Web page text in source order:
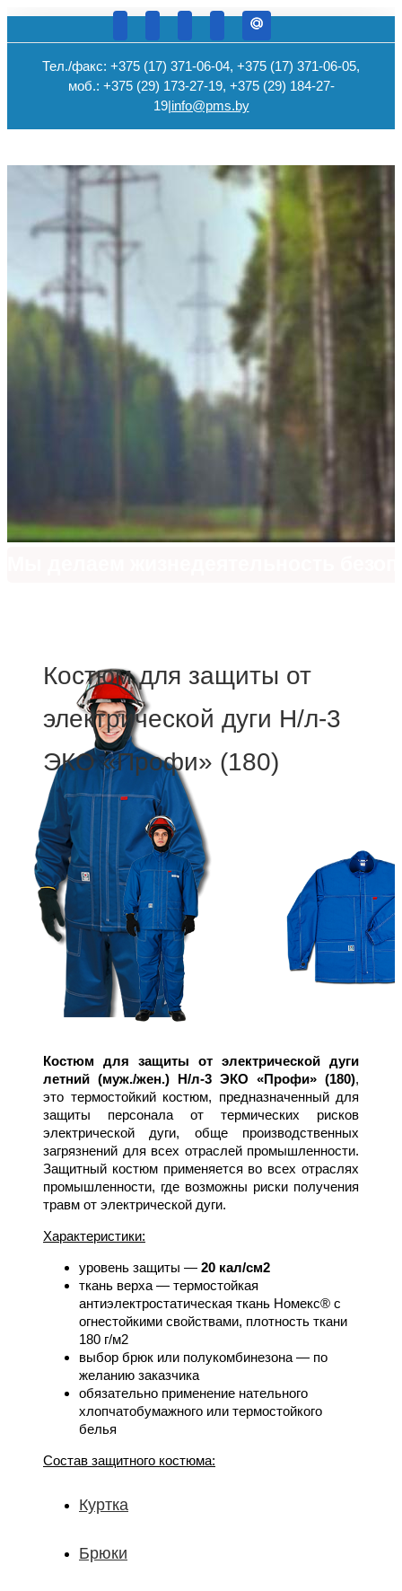
Тел./факс: +375 (17) 371-06-04, +375 (17) 371-06-05,
моб.: +375 (29) 173-27-19, +375 (29) 184-27-
19|info@pms.by
Костюм для защиты от
электрической дуги Н/л-3
ЭКО «Профи» (180)
Костюм для защиты от электрической дуги
летний (муж./жен.) Н/л-3 ЭКО «Профи» (180),
это термостойкий костюм, предназначенный для
защиты персонала от термических рисков
электрической дуги, обще производственных
загрязнений для всех отраслей промышленности.
Защитный костюм применяется во всех отраслях
промышленности, где возможны риски получения
травм от электрической дуги.
Характеристики:
уровень защиты ― 20 кал/см2
ткань верха ― термостойкая
антиэлектростатическая ткань Номекс® с
огнестойкими свойствами, плотность ткани
180 г/м2
выбор брюк или полукомбинезона ― по
желанию заказчика
обязательно применение нательного
хлопчатобумажного или термостойкого
белья
Состав защитного костюма:
Куртка
Брюки